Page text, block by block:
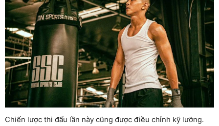
Chiến lược thi đấu lần này cũng được điều chỉnh kỹ lưỡng.